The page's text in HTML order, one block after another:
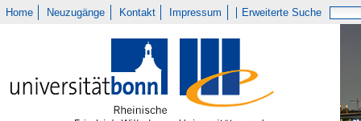
Home Neuzugänge Kontakt Impressum Erweiterte Suche